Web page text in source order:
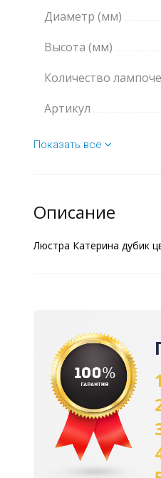
Диаметр (мм)
Высота (мм)
Количество
Артикул
Показать все
Описание
Люстра Катерина дубик